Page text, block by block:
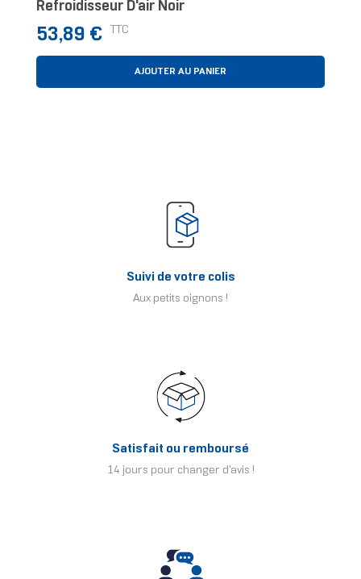
Refroidisseur D'air Noir
Prix
53,89 € TTC
AJOUTER AU PANIER
Suivi de votre colis
Aux petits oignons !
Satisfait ou remboursé
14 jours pour changer d'avis !